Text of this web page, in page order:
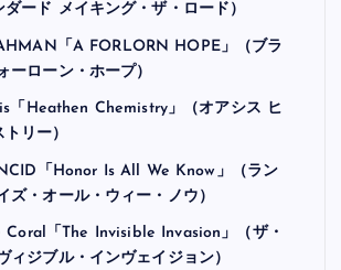
ダード メイキング・ザ・ロード）
「A FORLORN HOPE」（ブラ
ーローン・ホープ）
「Heathen Chemistry」（オアシス ヒ
リー）
「Honor Is All We Know」（ラン
ズ・オール・ウィー・ノウ）
Coral「The Invisible Invasion」（ザ・
ィジブル・インヴェイジョン）